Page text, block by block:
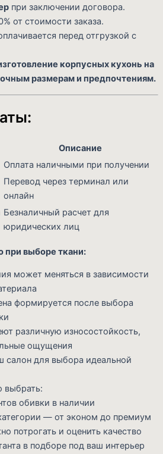
при заключении договора.
от стоимости заказа.
перед отгрузкой с
корпусных кухонь на
размерам и предпочтениям.
Описание
Оплата наличными при получении
Перевод через терминал или
онлайн
Безналичный расчет для
юридических лиц
при выборе ткани:
может меняться в зависимости
формируется после выбора
различную износостойкость,
ощущения
салон для выбора идеальной
выбрать:
обивки в наличии
— от эконом до премиум
потрогать и оценить качество
в подборе под ваш интерьер